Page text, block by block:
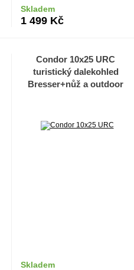
Skladem
1 499 Kč
Condor 10x25 URC
turistický dalekohled
Bresser+nůž a outdoor
Skladem